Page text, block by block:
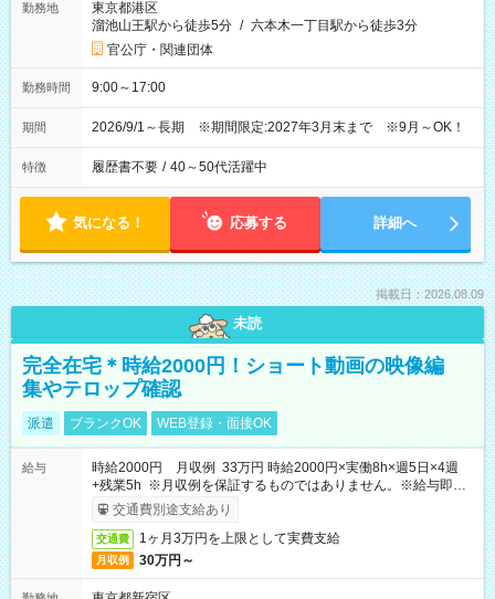
勤務地
東京都港区
溜池山王駅から徒歩5分 / 六本木一丁目駅から徒歩3分
官公庁・関連団体
勤務時間 9:00～17:00
期間 2026/9/1～長期 ※期間限定:2027年3月末まで ※9月～OK！
特徴 履歴書不要 / 40～50代活躍中
気になる！ 応募する 詳細へ
掲載日：2026.08.09
未読
完全在宅＊時給2000円！ショート動画の映像編
集やテロップ確認
派遣 ブランクOK WEB登録・面接OK
給与
時給2000円 月収例 33万円 時給2000円×実働8h×週5日×4週
+残業5h ※月収例を保証するものではありません。※給与即受
取りサービス利用可（利用条件有）
交通費別途支給あり
交通費 1ヶ月3万円を上限として実費支給
月収例 30万円～